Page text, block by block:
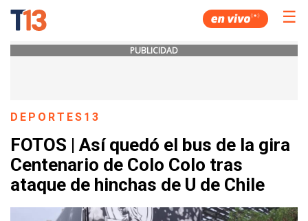
☰
PUBLICIDAD
DEPORTES13
FOTOS | Así quedó el bus de la gira
Centenario de Colo Colo tras
ataque de hinchas de U de Chile